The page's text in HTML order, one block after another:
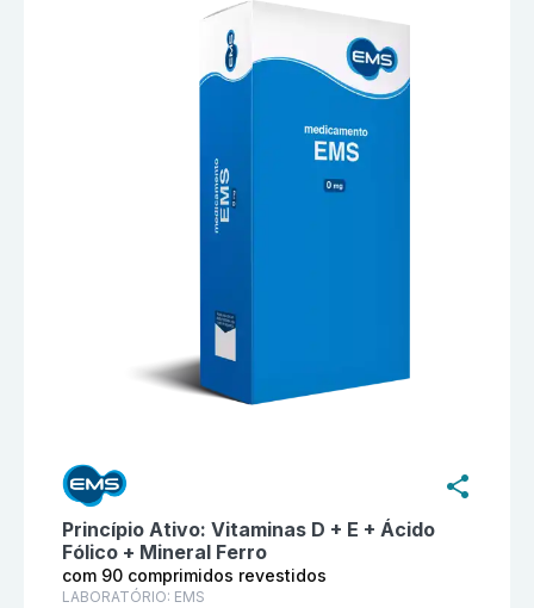
Princípio Ativo: Vitaminas D + E + Ácido
Fólico + Mineral Ferro
com 90 comprimidos revestidos
LABORATÓRIO: EMS